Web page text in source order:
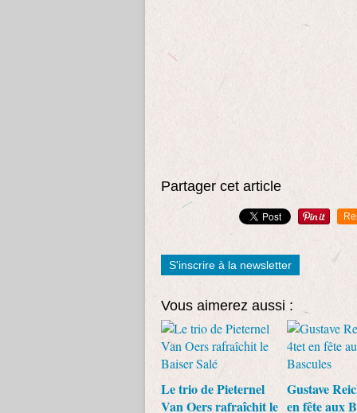
Partager cet article
S'inscrire à la newsletter
Vous aimerez aussi :
Le trio de Pieternel
Van Oers rafraîchit le
Gustave
en fête aux